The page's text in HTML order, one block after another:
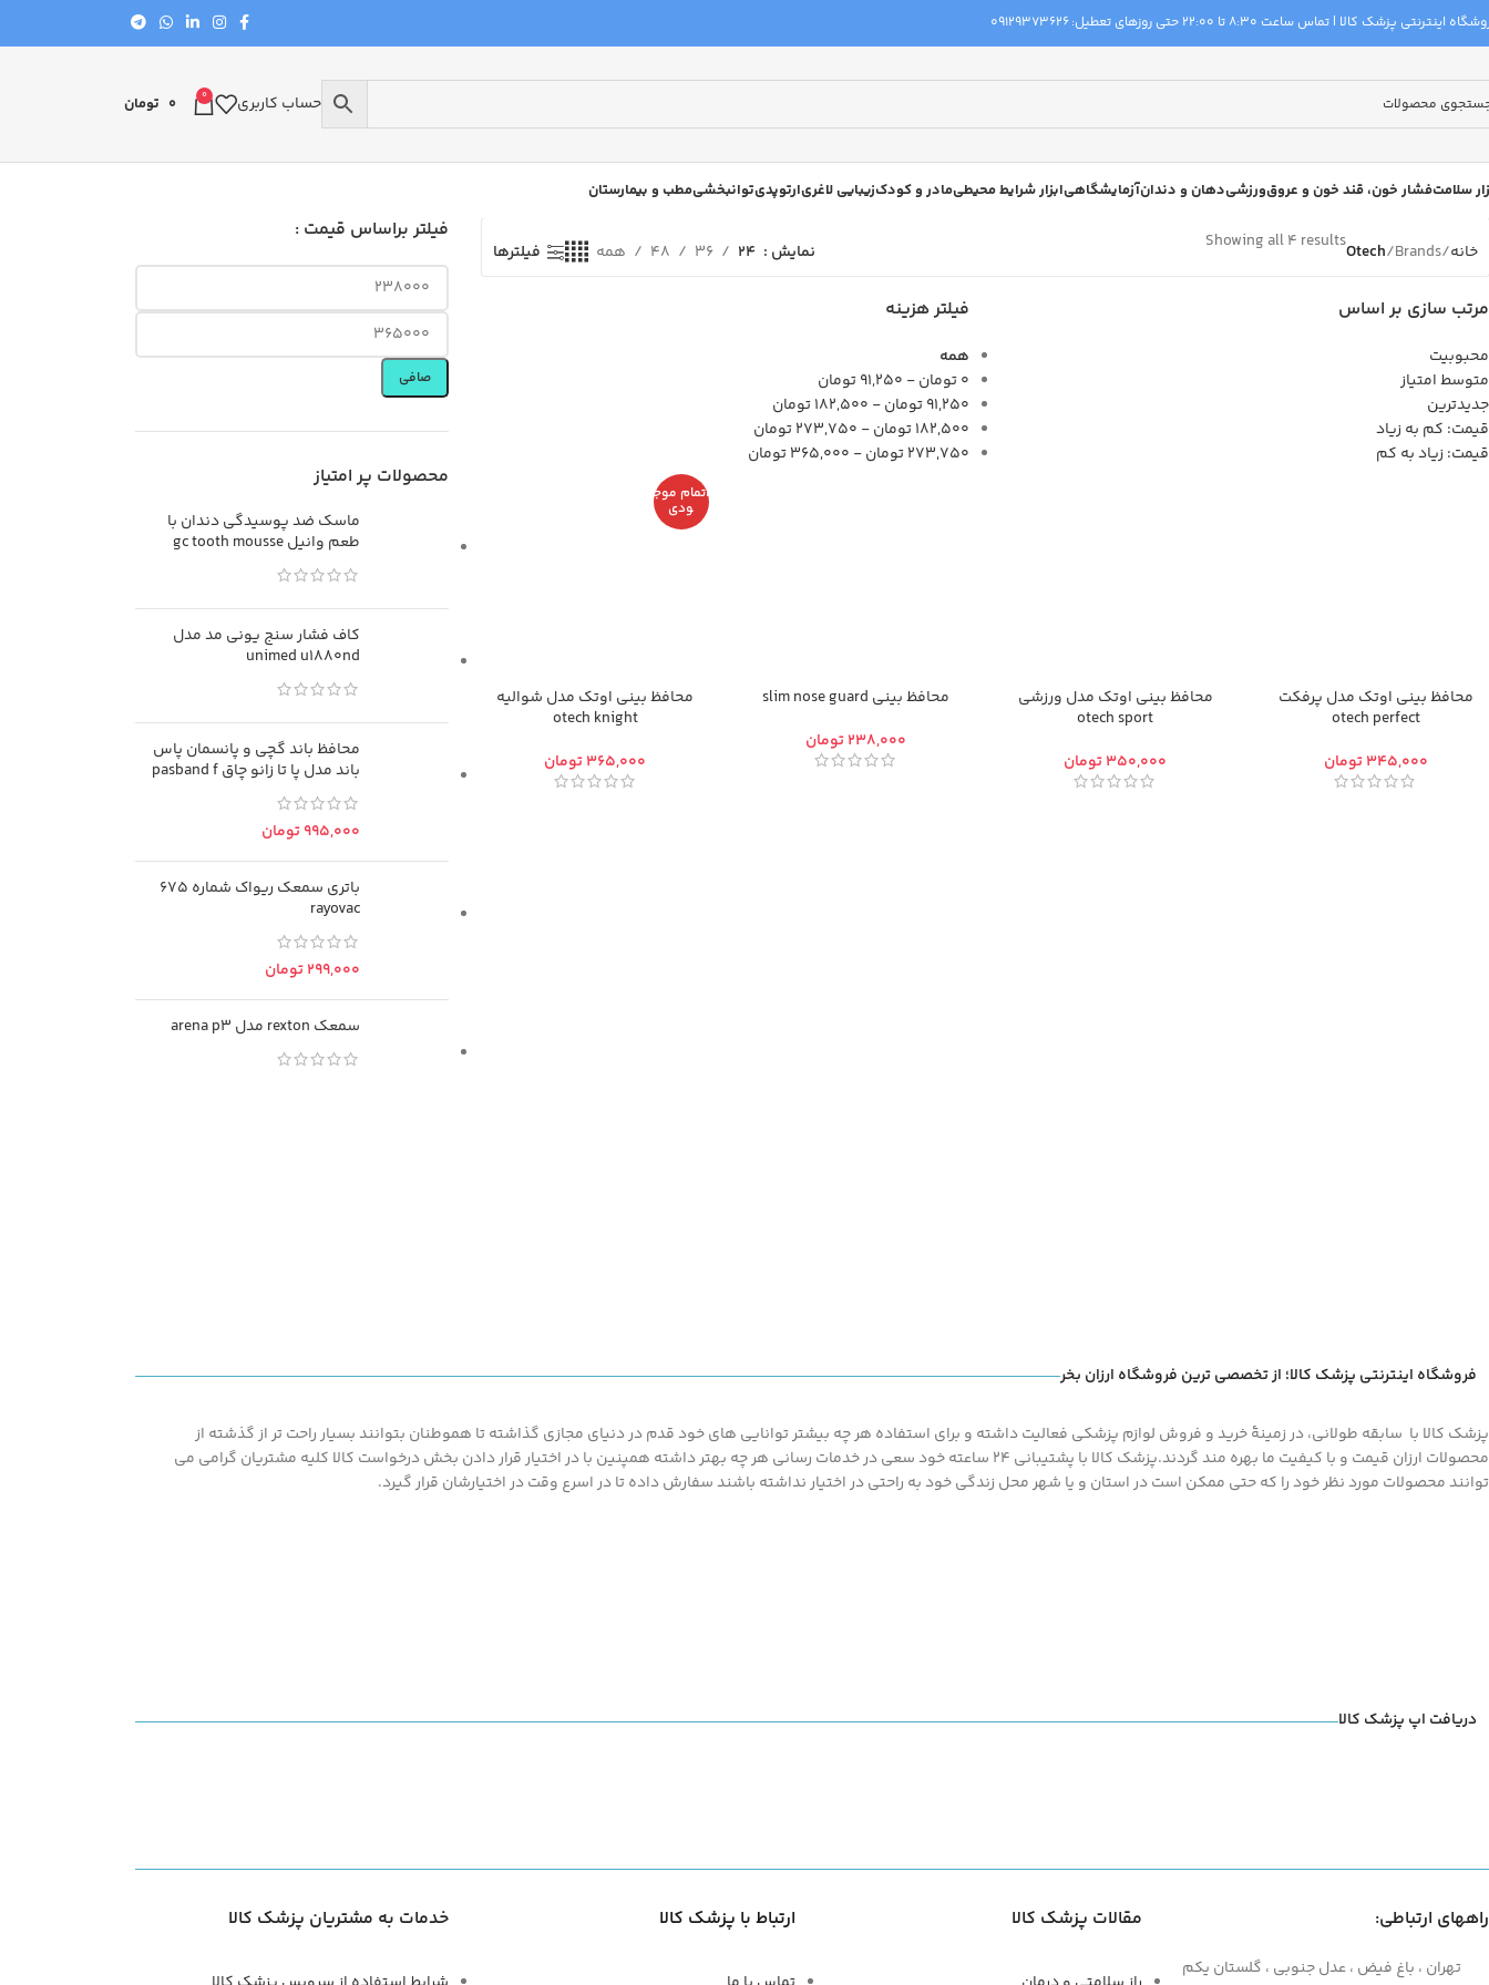
اینترنتی پزشک کالا | تماس ساعت 8:30 تا 22:00 حتی روزهای تعطیل: 09129373626
حساب کاربری 0
0 تومان
سلامتفشار خون، قند خون و عروقورزشیدهان و دندانآزمایشگاهیابزار شرایط محیطیمادر و کودکزیبایی لاغریارتوپدیتوانبخشیمطب و بیمارستان
خانه Brands
Otech
Showing all 4 results نمایش 24
36
48 همه فیلترها
مرتب سازی بر اساس
محبوبیت
متوسط امتیاز
جدیدترین
قیمت: کم به زیاد
قیمت: زیاد به کم
فیلتر هزینه
همه
0 تومان-
91,250 تومان
91,250 تومان-
182,500 تومان
182,500 تومان-
273,750 تومان
273,750 تومان-
365,000 تومان
محافظ بینی اوتک مدل پرفکت
otech perfect
تومان
محافظ بینی اوتک مدل ورزشی
otech sport
تومان
محافظ بینی slim nose guard
تومان
اتمام موج
ودی
محافظ بینی اوتک مدل شوالیه
otech knight
تومان
فیلتر براساس قیمت :
صافی
محصولات پر امتیاز
ماسک ضد پوسیدگی دندان با
طعم وانیل gc tooth mousse
کاف فشار سنج یونی مد مدل
unimed u1880nd
محافظ باند گچی و پانسمان پاس
باند مدل پا تا زانو چاق pasband f
تومان
باتری سمعک ریواک شماره 675
rayovac
تومان
سمعک rexton مدل arena p3
فروشگاه اینترنتی پزشک کالا؛ از تخصصی ترین فروشگاه ارزان بخر
پزشک کالا با سابقه طولانی، در زمینۀ خرید و فروش لوازم پزشکی فعالیت داشته و برای استفاده هر چه بیشتر توانایی های خود قدم در دنیای مجازی گذاشته تا هموطنان بتوانند بسیار راحت تر از گذشته از
محصولات ارزان قیمت و با کیفیت ما بهره مند گردند.پزشک کالا با پشتیبانی 24 ساعته خود سعی در خدمات رسانی هر چه بهتر داشته همپنین با در اختیار قرار دادن بخش درخواست کالا کلیه مشتریان گرامی می
توانند محصولات مورد نظر خود را که حتی ممکن است در استان و یا شهر محل زندگی خود به راحتی در اختیار نداشته باشند سفارش داده تا در اسرع وقت در اختیارشان قرار گیرد.
دریافت اپ پزشک کالا
خدمات به مشتریان پزشک کالا ارتباط با پزشک کالا مقالات پزشک کالا راههای ارتباطی:
تهران ، باغ فیض ، عدل جنوبی ، گلستان یکم